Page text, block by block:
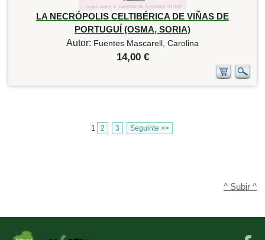
LA NECRÓPOLIS CELTIBÉRICA DE VIÑAS DE
PORTUGUÍ (OSMA, SORIA)
Autor: Fuentes Mascarell, Carolina
14,00 €
1 2 3 Seguinte >>
^ Subir ^